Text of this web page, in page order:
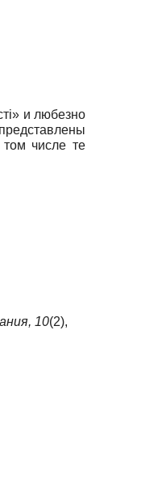
и любезно
том числе те
10(2),